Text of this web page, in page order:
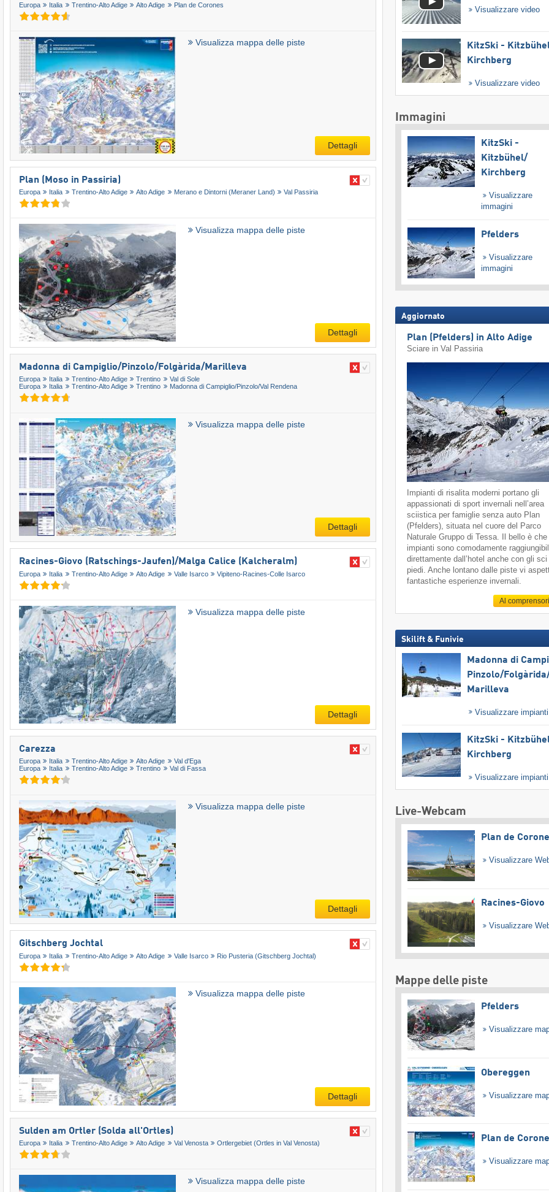
Europa Italia Trentino-Alto Adige Alto Adige Plan de Corones
Visualizza mappa delle piste
Dettagli
Plan (Moso in Passiria)
Europa Italia Trentino-Alto Adige Alto Adige Merano e Dintorni (Meraner Land) Val Passiria
Visualizza mappa delle piste
Dettagli
Madonna di Campiglio/​Pinzolo/​Folgàrida/​Marilleva
Europa Italia Trentino-Alto Adige Trentino
Val di Sole
Europa
Italia Trentino-Alto Adige Trentino Madonna di Campiglio/​Pinzolo/​Val Rendena
Visualizza mappa delle piste
Dettagli
Racines-Giovo (Ratschings-Jaufen)/​Malga Calice (Kalcheralm)
Europa Italia Trentino-Alto Adige Alto Adige Valle Isarco Vipiteno-Racines-Colle Isarco
Visualizza mappa delle piste
Dettagli
Carezza
Europa Italia Trentino-Alto Adige Alto Adige
Val d'Ega
Europa
Italia Trentino-Alto Adige Trentino Val di Fassa
Visualizza mappa delle piste
Dettagli
Gitschberg Jochtal
Europa Italia Trentino-Alto Adige Alto Adige Valle Isarco Rio Pusteria (Gitschberg Jochtal)
Visualizza mappa delle piste
Dettagli
Sulden am Ortler (Solda all'Ortles)
Europa Italia Trentino-Alto Adige Alto Adige Val Venosta Ortlergebiet (Ortles in Val Venosta)
Visualizza mappa delle piste
Visualizzare video
KitzSki -
Kirchberg
Visualizzare video
Immagini
KitzSki -
Kitzbühel/​
Kirchberg
Visualizzare
immagini
Pfelders
Visualizzare
immagini
Aggiornato
Plan (Pfelders) in Alto Adige
Sciare in Val Passiria
Impianti di risalita moderni portano gli
appassionati di sport invernali nell’area
sciistica per famiglie senza auto Plan
(Pfelders), situata nel cuore del Parco
Naturale Gruppo di Tessa. Il bello è che
impianti sono comodamente
direttamente dall’hotel anche con gli sci
piedi. Anche lontano dalle piste vi
fantastiche esperienze invernali.
Al
Skilift & Funivie
Madonna di
Pinzolo/​
Marilleva
Visualizzare
KitzSki -
Kirchberg
Visualizzare
Live-Webcam
Plan de
Visualizzare
Racines-Giovo
Visualizzare
Mappe delle piste
Pfelders
Visualizzare
Obereggen
Visualizzare
Plan de
Visualizzare